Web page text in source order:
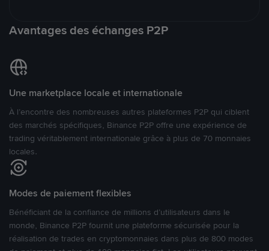
Avantages des échanges P2P
Une marketplace locale et internationale
À l’encontre des nombreuses autres plateformes P2P qui ciblent
des marchés spécifiques, Binance P2P offre une expérience de
trading véritablement internationale grâce à plus de 70 monnaies
locales.
Modes de paiement flexibles
Bénéficiant de la confiance de millions d’utilisateurs dans le
monde, Binance P2P fournit une plateforme sécurisée pour la
réalisation de trades en cryptomonnaies dans plus de 800 modes